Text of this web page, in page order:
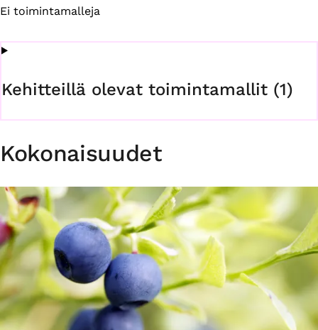
Ei toimintamalleja
Kehitteillä olevat toimintamallit (1)
Kokonaisuudet